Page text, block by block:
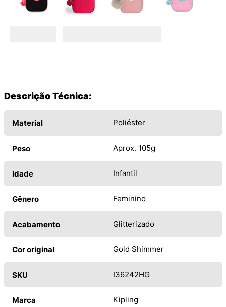
Descrição Técnica:
Material Poliéster
Peso Aprox. 105g
Idade Infantil
Gênero Feminino
Acabamento Glitterizado
Cor original Gold Shimmer
SKU I36242HG
Marca Kipling